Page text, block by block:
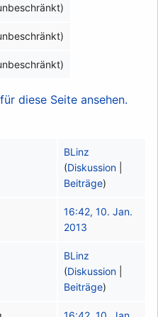
diese Seite ansehen.
BLinz
(Diskussion
Beiträge)
16:42, 10. Jan.
2013
BLinz
(Diskussion
Beiträge)